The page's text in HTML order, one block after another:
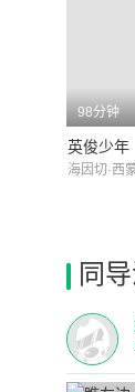
98分钟
英俊少年
同